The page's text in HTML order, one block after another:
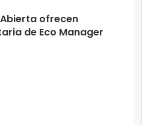
Abierta ofrecen
de Eco Manager